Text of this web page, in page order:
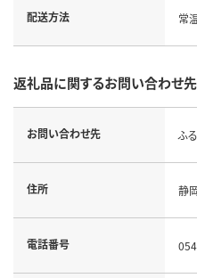
配送方法 常
返礼品に関するお問い合わせ先
お問い合わせ先 ふ
住所 静
電話番号